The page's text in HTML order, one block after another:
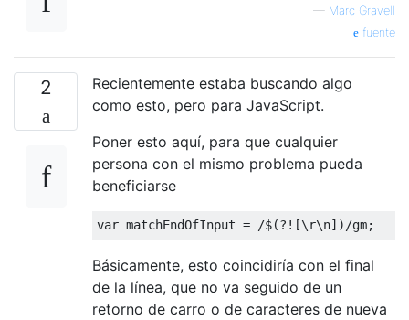
— Marc Gravell
fuente
2
Recientemente estaba buscando algo
como esto, pero para JavaScript.
Poner esto aquí, para que cualquier
persona con el mismo problema pueda
beneficiarse
var matchEndOfInput = /$(?![\r\n])/gm
Básicamente, esto coincidiría con el final
de la línea, que no va seguido de un
retorno de carro o de caracteres de nueva